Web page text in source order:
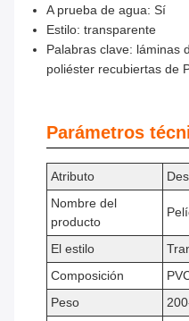
A prueba de agua: Sí
Estilo: transparente
Palabras clave: láminas
poliéster recubiertas de
Parámetros
Atributo
Nombre del
producto
El estilo
Composición
Peso